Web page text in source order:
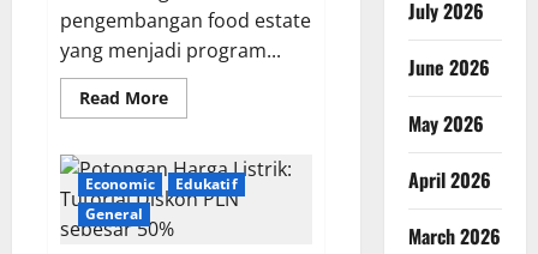
pengembangan food estate
yang menjadi program...
Read MoreRead
more
ATR
Tegaskan
Hanya
Tiga
Food
Economic
Edukatif
General
July 2026
June 2026
May 2026
April 2026
March 2026